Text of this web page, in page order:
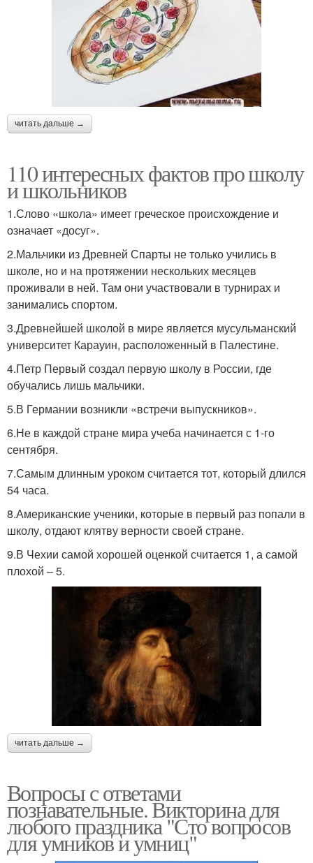
читать дальше →
110 интересных фактов про школу
и школьников
1.Слово «школа» имеет греческое происхождение и
означает «досуг».
2.Мальчики из Древней Спарты не только учились в
школе, но и на протяжении нескольких месяцев
проживали в ней. Там они участвовали в турнирах и
занимались спортом.
3.Древнейшей школой в мире является мусульманский
университет Карауин, расположенный в Палестине.
4.Петр Первый создал первую школу в России, где
обучались лишь мальчики.
5.В Германии возникли «встречи выпускников».
6.Не в каждой стране мира учеба начинается с 1-го
сентября.
7.Самым длинным уроком считается тот, который длился
54 часа.
8.Американские ученики, которые в первый раз попали в
школу, отдают клятву верности своей стране.
9.В Чехии самой хорошей оценкой считается 1, а самой
плохой – 5.
читать дальше →
Вопросы с ответами
познавательные. Викторина для
любого праздника "Сто вопросов
для умников и умниц"